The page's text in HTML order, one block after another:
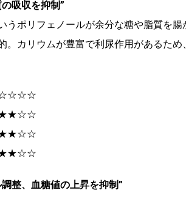
吸収を抑制”
うポリフェノールが余分な糖や脂質を
。カリウムが豊富で利尿作用があるため
整、血糖値の上昇を抑制”